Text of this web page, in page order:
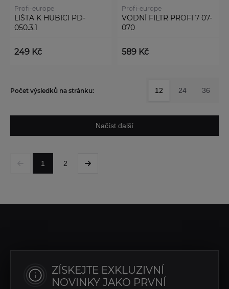
Profi-europe
LIŠTA K HUBICI PD-
050.3.1
249 Kč
Profi-europe
VODNÍ FILTR PROFI 7 07-
070
589 Kč
Načíst další
1 2
Počet výsledků na stránku: 12 24 36
ZÍSKEJTE EXKLUZIVNÍ
NOVINKY JAKO PRVNÍ